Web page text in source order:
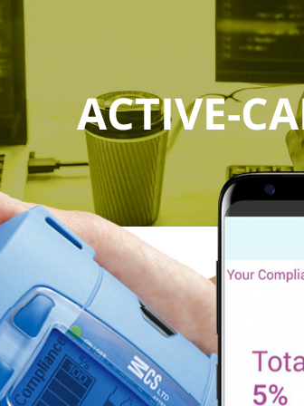
ACTIVE-